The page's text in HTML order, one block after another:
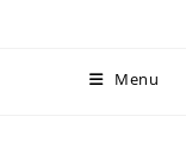
Menu